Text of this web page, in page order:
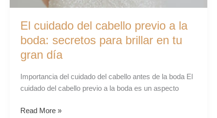
El cuidado del cabello previo a la
boda: secretos para brillar en tu
gran día
Importancia del cuidado del cabello antes de la boda El
cuidado del cabello previo a la boda es un aspecto
Read More »